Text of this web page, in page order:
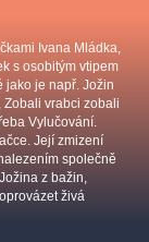
Sport
Others
Ivana Mládka,
s osobitým vtipem
jako je např. Jožin
Zobali vrabci zobali
Vylučování.
Její zmizení
společně
z bažin,
živá